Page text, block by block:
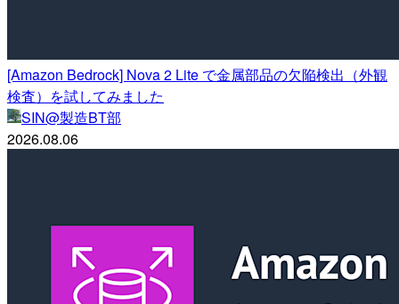
[Amazon Bedrock] Nova 2 Lite で金属部品の欠陥検出（外観
検査）を試してみました
SIN@製造BT部
2026.08.06